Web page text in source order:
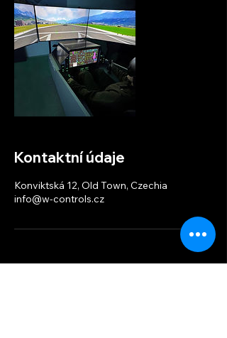
Kontaktní údaje
Konviktská 12, Old Town, Czechia
info@w-controls.cz